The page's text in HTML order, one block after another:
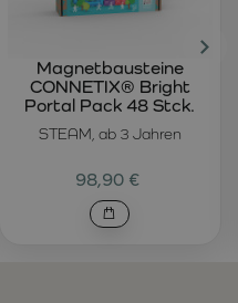
STEAM, ab 3 Jahren
Magnetbausteine
CONNETIX® Bright
Portal Pack 48 Stck.
98,90 €